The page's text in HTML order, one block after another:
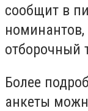
сообщит в
отборочный
Более
анкеты